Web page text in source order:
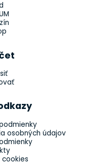
osobných údajov